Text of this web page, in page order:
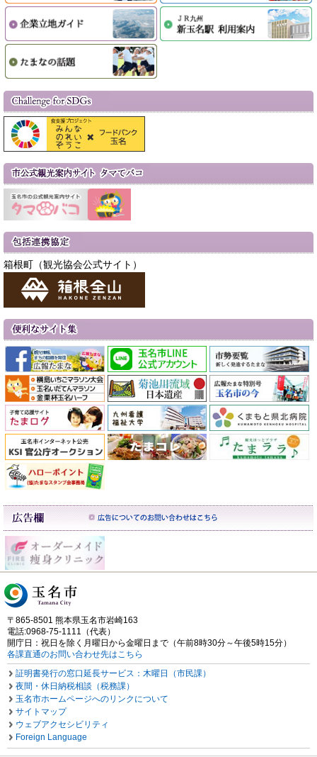
箱根町（観光協会公式サイト）
〒865-8501 熊本県玉名市岩崎163
電話:0968-75-1111（代表）
開庁日：祝日を除く月曜日から金曜日まで（午前8時30分～午後5時15分）
各課直通のお問い合わせ先はこちら
証明書発行の窓口延長サービス：木曜日（市民課）
夜間・休日納税相談（税務課）
玉名市ホームページへのリンクについて
サイトマップ
ウェブアクセシビリティ
Foreign Language